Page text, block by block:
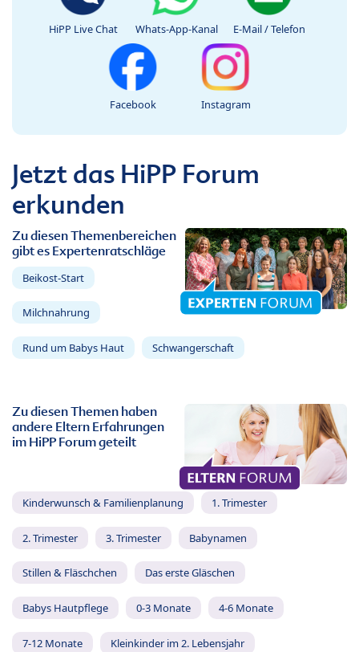
HiPP Live Chat Whats-App-Kanal E-Mail / Telefon
Facebook Instagram
Jetzt das HiPP Forum
erkunden
Zu diesen Themenbereichen
gibt es Expertenratschläge
Beikost-Start
Milchnahrung
Rund um Babys Haut Schwangerschaft
Zu diesen Themen haben
andere Eltern Erfahrungen
im HiPP Forum geteilt
Kinderwunsch & Familienplanung 1. Trimester
2. Trimester 3. Trimester Babynamen
Stillen & Fläschchen Das erste Gläschen
Babys Hautpflege 0-3 Monate 4-6 Monate
7-12 Monate Kleinkinder im 2. Lebensjahr